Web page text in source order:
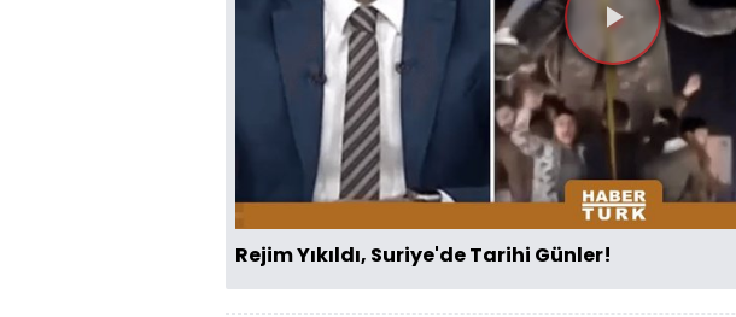
Videoyu
Oynat
Rejim Yıkıldı, Suriye'de Tarihi Günler!